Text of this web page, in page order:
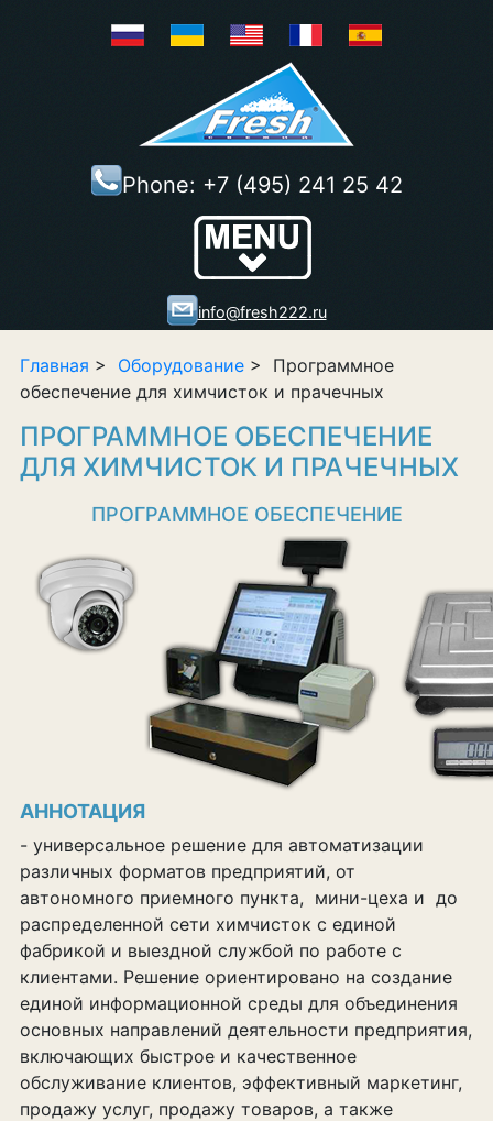
Show/Hide
Right Push
Menu
Phone: +7 (495) 241 25 42
info@fresh222.ru
Главная > Оборудование > Программное
обеспечение для химчисток и прачечных
ПРОГРАММНОЕ ОБЕСПЕЧЕНИЕ
ДЛЯ ХИМЧИСТОК И ПРАЧЕЧНЫХ
ПРОГРАММНОЕ ОБЕСПЕЧЕНИЕ
АННОТАЦИЯ
- универсальное решение для автоматизации
различных форматов предприятий, от
автономного приемного пункта, мини-цеха и до
распределенной сети химчисток с единой
фабрикой и выездной службой по работе с
клиентами. Решение ориентировано на создание
единой информационной среды для объединения
основных направлений деятельности предприятия,
включающих быстрое и качественное
обслуживание клиентов, эффективный маркетинг,
продажу услуг, продажу товаров, а также